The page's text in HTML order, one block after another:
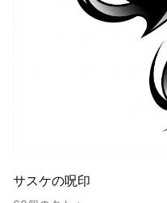
サスケの呪印